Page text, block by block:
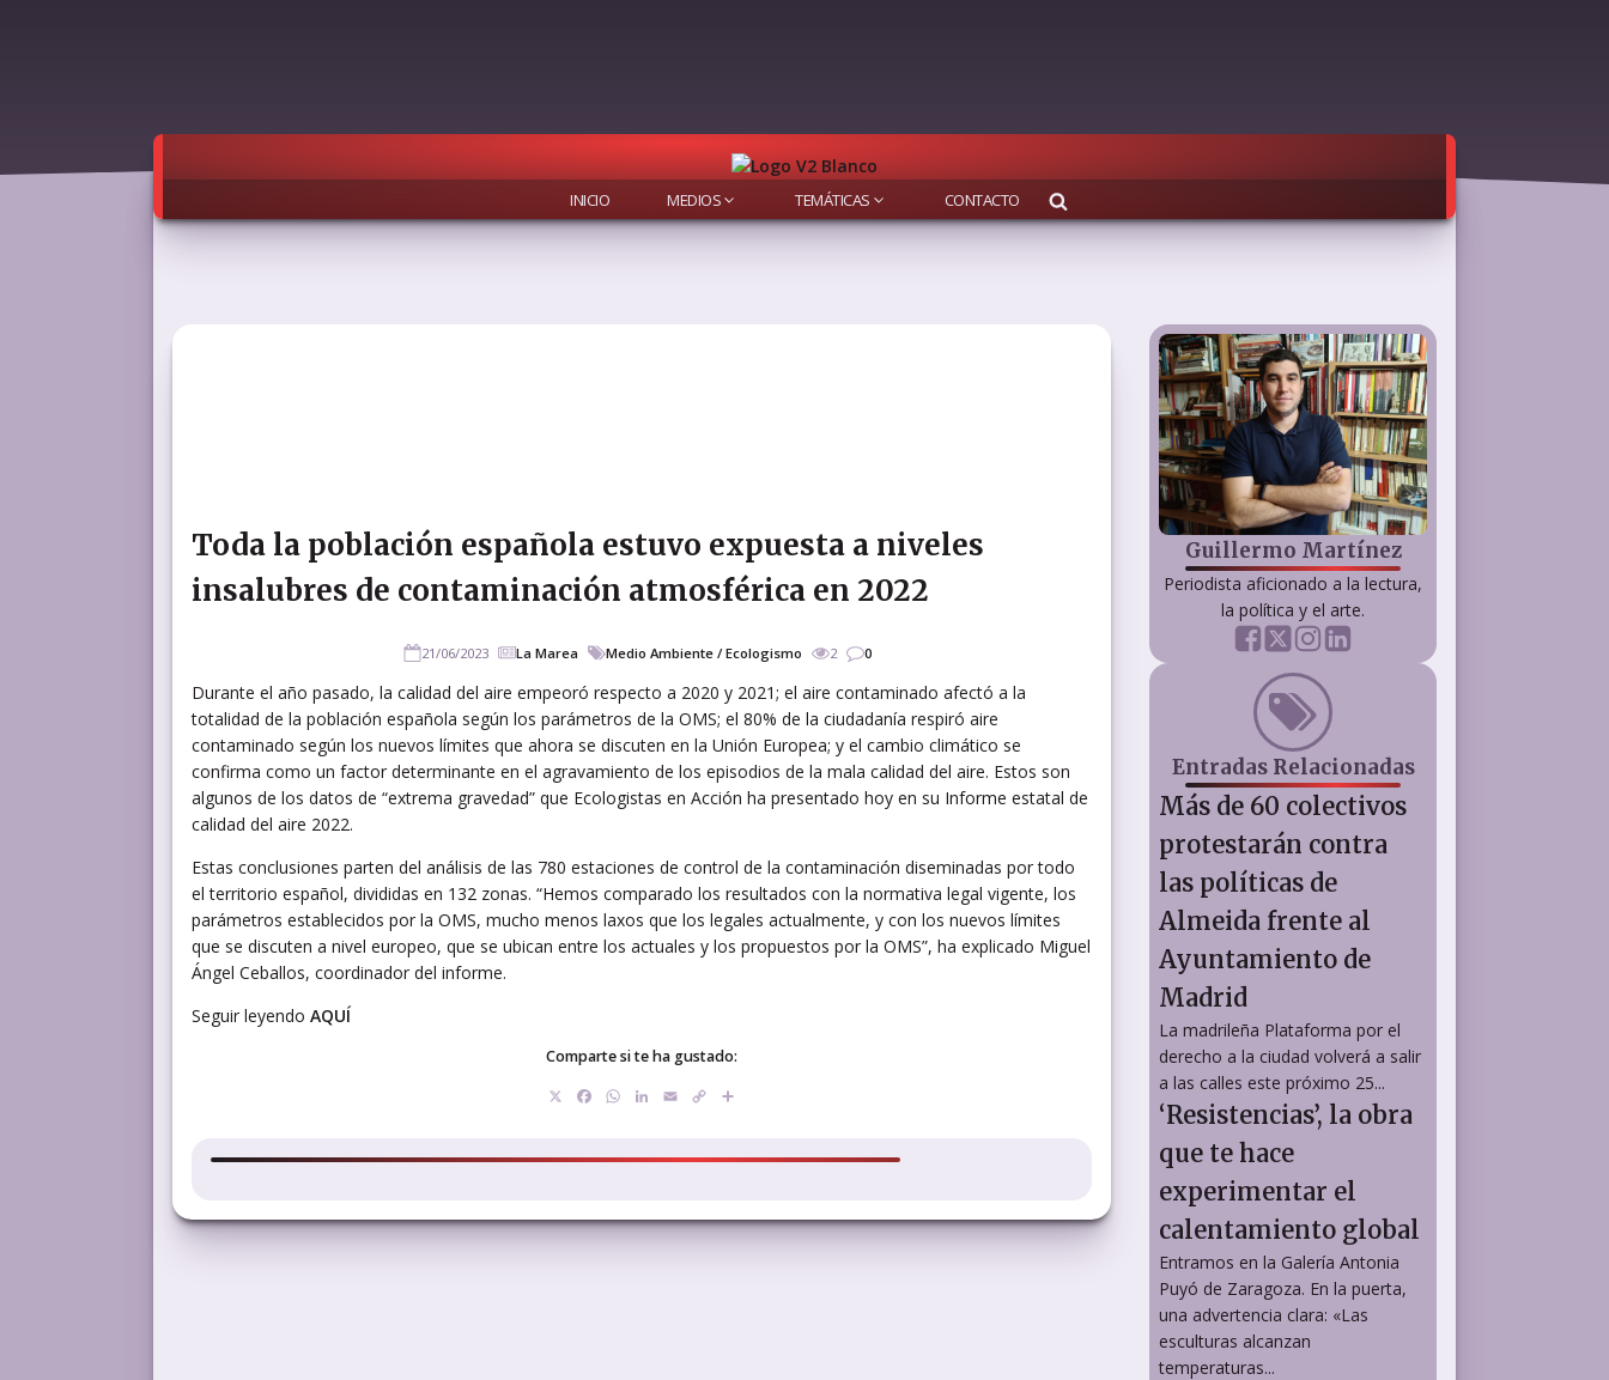
INICIO MEDIOS TEMÁTICAS CONTACTO
Toda la población española estuvo expuesta a niveles
insalubres de contaminación atmosférica en 2022
21/06/2023 La Marea Medio Ambiente / Ecologismo 2 0
Durante el año pasado, la calidad del aire empeoró respecto a 2020 y 2021; el aire contaminado afectó a la
totalidad de la población española según los parámetros de la OMS; el 80% de la ciudadanía respiró aire
contaminado según los nuevos límites que ahora se discuten en la Unión Europea; y el cambio climático se
confirma como un factor determinante en el agravamiento de los episodios de la mala calidad del aire. Estos son
algunos de los datos de “extrema gravedad” que Ecologistas en Acción ha presentado hoy en su Informe estatal de
calidad del aire 2022.
Estas conclusiones parten del análisis de las 780 estaciones de control de la contaminación diseminadas por todo
el territorio español, divididas en 132 zonas. “Hemos comparado los resultados con la normativa legal vigente, los
parámetros establecidos por la OMS, mucho menos laxos que los legales actualmente, y con los nuevos límites
que se discuten a nivel europeo, que se ubican entre los actuales y los propuestos por la OMS”, ha explicado Miguel
Ángel Ceballos, coordinador del informe.
Seguir leyendo AQUÍ
Comparte si te ha gustado:
Facebook
WhatsApp
LinkedIn
EmailCopy
Guillermo Martínez
Periodista aficionado a la lectura,
la política y el arte.
Entradas Relacionadas
Más de 60 colectivos
protestarán contra
las políticas de
Almeida frente al
Ayuntamiento de
Madrid
La madrileña Plataforma por el
derecho a la ciudad volverá a salir
a las calles este próximo 25...
‘Resistencias’, la obra
que te hace
experimentar el
calentamiento global
Entramos en la Galería Antonia
Puyó de Zaragoza. En la puerta,
una advertencia clara: «Las
esculturas alcanzan
temperaturas...